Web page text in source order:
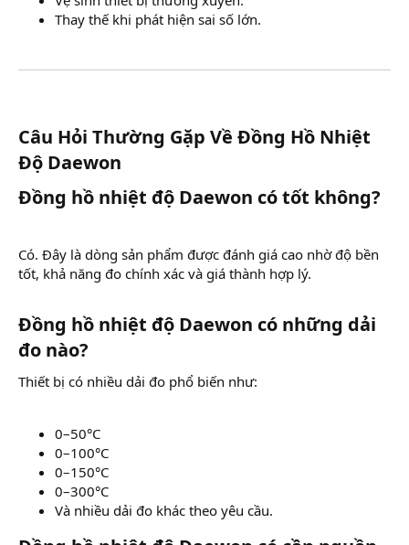
Thay thế khi phát hiện sai số lớn.
Câu Hỏi Thường Gặp Về Đồng Hồ Nhiệt
Độ Daewon​
Đồng hồ nhiệt độ Daewon có tốt không?​
Có. Đây là dòng sản phẩm được đánh giá cao nhờ độ bền
tốt, khả năng đo chính xác và giá thành hợp lý.
Đồng hồ nhiệt độ Daewon có những dải
đo nào?​
Thiết bị có nhiều dải đo phổ biến như:
0–50°C
0–100°C
0–150°C
0–300°C
Và nhiều dải đo khác theo yêu cầu.